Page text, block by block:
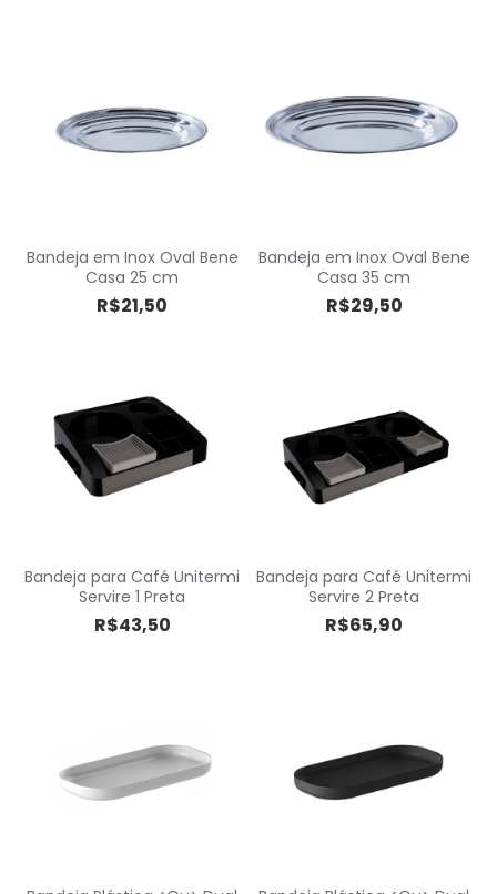
Bandeja em Inox Oval Bene
Casa 25 cm
R$21,50
Bandeja em Inox Oval Bene
Casa 35 cm
R$29,50
Bandeja para Café Unitermi
Servire 1 Preta
R$43,50
Bandeja para Café Unitermi
Servire 2 Preta
R$65,90